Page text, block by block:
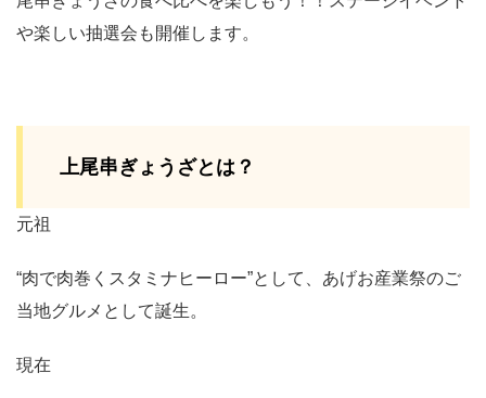
や楽しい抽選会も開催します。
上尾串ぎょうざとは？
元祖
“肉で肉巻くスタミナヒーロー”として、あげお産業祭のご
当地グルメとして誕生。
現在